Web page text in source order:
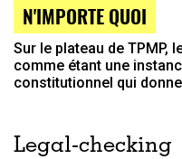
N'IMPORTE QUOI
Sur le plateau de TPMP,
comme étant une
constitutionnel qui
Legal-checking